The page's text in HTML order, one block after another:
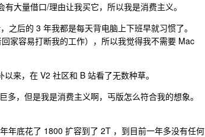
大量借口/理由让我买它，所以我是消费主义。
后的 3 年我都是每天背电脑上下班早就习惯了。
家容易打断我的工作），所以我觉得我不需要 Mac
来，在 V2 社区和 B 站看了无数种草。
，但是我是消费主义啊，丐版怎么符合我的想象。
年底花了 1800 扩容到了 2T ，到目前一年多没有任何